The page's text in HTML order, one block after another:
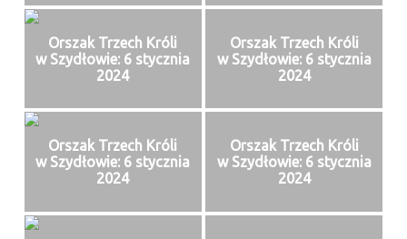
Orszak Trzech Króli
w Szydłowie: 6 stycznia
2024
Orszak Trzech Króli
w Szydłowie: 6 stycznia
2024
Orszak Trzech Króli
w Szydłowie: 6 stycznia
2024
Orszak Trzech Króli
w Szydłowie: 6 stycznia
2024